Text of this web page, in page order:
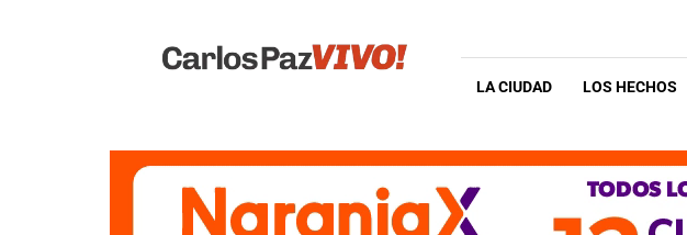
Vivo
LA CIUDAD LOS HECHOS